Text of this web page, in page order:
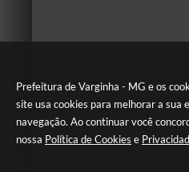
Prefeitura de Varginha - MG e os
site usa cookies para melhorar a sua
navegação. Ao continuar você
nossa Política de Cookies e